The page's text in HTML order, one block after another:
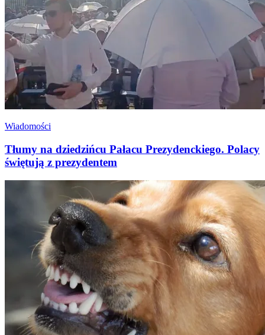
Wiadomości
Tłumy na dziedzińcu Pałacu Prezydenckiego. Polacy
świętują z prezydentem